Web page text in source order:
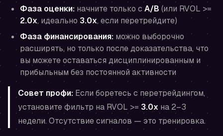
Фаза оценки: начните только с A/B (или RVOL >=
2.0x, идеально 3.0x, если перетрейдите)
Фаза финансирования: можно выборочно
расширять, но только после доказательства, что
вы можете оставаться дисциплинированным и
прибыльным без постоянной активности
Совет профи: Если боретесь с перетрейдингом,
установите фильтр на RVOL >= 3.0x на 2–3
недели. Отсутствие сигналов — это тренировка.